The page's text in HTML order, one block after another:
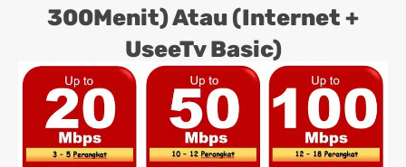
300Menit) Atau (Internet +
UseeTv Basic)